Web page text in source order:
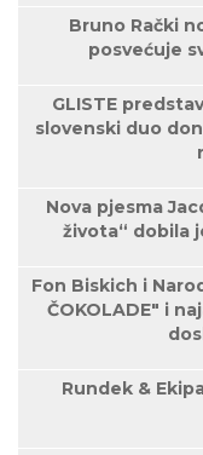
Bruno Rački
posvećuje
GLISTE
slovenski duo
Nova pjesma
života“ dobila
Fon Biskich i
ČOKOLADE" i
Rundek &